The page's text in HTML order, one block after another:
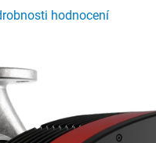
hodnocení